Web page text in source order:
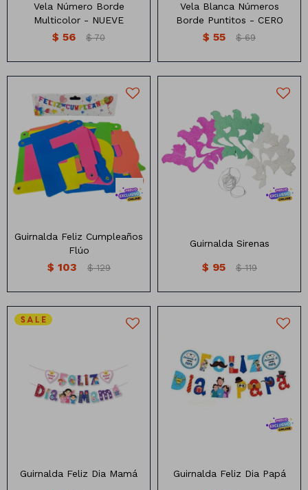
Vela Número Borde
Multicolor - NUEVE
$ 56 $ 70
Vela Blanca Números
Borde Puntitos - CERO
$ 55 $ 69
Guirlanda de Feliz Cumple
Flúo
Guirnalda Feliz Cumpleaños
Flúo
$ 103 $ 129
Guirnalda diseños de Sirena
Guirnalda Sirenas
$ 95 $ 119
Guidrnalda Diseño Feliz Día
Mamá
Guirnalda Feliz Dia Mamá
Guirnalda Feliz Día Papá
Guirnalda Feliz Dia Papá